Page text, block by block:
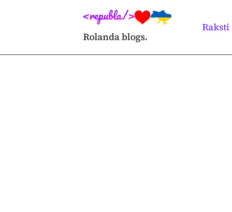
Rolanda blogs.
Raksti